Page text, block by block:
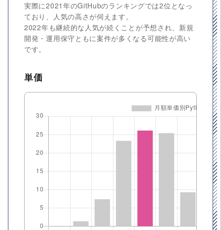
実際に2021年のGitHubのランキングでは2位となっ
ており、人気の高さが伺えます。
2022年も継続的な人気が続くことが予想され、新規
開発・運用保守ともに案件が多くなる可能性が高い
です。
単価